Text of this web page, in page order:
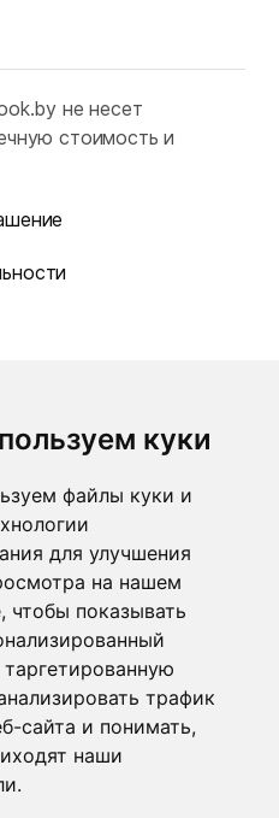
куки
файлы куки и
для улучшения
на нашем
чтобы показывать
таргетированную
трафик
сайта и понимать,
наши
не несет
стоимость и
ответственностью
г. Минск, пр-т Газеты
63
.